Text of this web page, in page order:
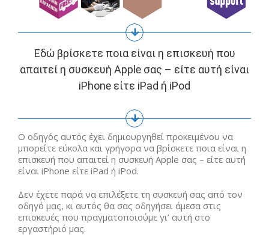
Εδώ βρίσκετε ποια είναι η επισκευή που
απαιτεί η συσκευή Apple σας – είτε αυτή είναι
iPhone είτε iPad ή iPod
Ο οδηγός αυτός έχει δημιουργηθεί προκειμένου να
μπορείτε εύκολα και γρήγορα να βρίσκετε ποια είναι η
επισκευή που απαιτεί η συσκευή Apple σας – είτε αυτή
είναι iPhone είτε iPad ή iPod.
Δεν έχετε παρά να επιλέξετε τη συσκευή σας από τον
οδηγό μας, κι αυτός θα σας οδηγήσει άμεσα στις
επισκευές που πραγματοποιούμε γι’ αυτή στο
εργαστήριό μας.